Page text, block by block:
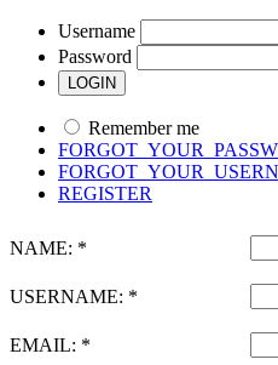
Username
Password
Remember me
REGISTER
NAME: *
USERNAME: *
EMAIL: *